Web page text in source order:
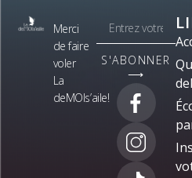
Merci
de faire
voler
La
deMOIs’aile!
S'ABONNER
⟶